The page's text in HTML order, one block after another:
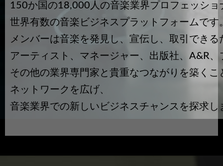
150か国の18,000人の音楽業界プロフェッショ
世界有数の音楽ビジネスプラットフォームです
メンバーは音楽を発見し、宣伝し、取引できる
アーティスト、マネージャー、出版社、A&R
その他の業界専門家と貴重なつながりを築くこ
ネットワークを広げ、
音楽業界での新しいビジネスチャンスを探求し